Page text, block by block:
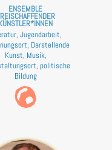
ENSEMBLE
Jugendarbeit,
Darstellende
Kunst, Musik,
politische
Bildung